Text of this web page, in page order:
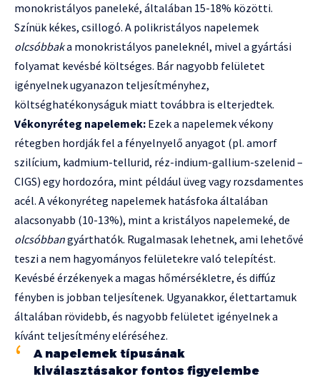
monokristályos paneleké, általában 15-18% közötti.
Színük kékes, csillogó. A polikristályos napelemek
olcsóbbaka monokristályos paneleknél, mivel a gyártási
folyamat kevésbé költséges. Bár nagyobb felületet
igényelnek ugyanazon teljesítményhez,
költséghatékonyságuk miatt továbbra is elterjedtek.
Vékonyréteg napelemek: Ezek a napelemek vékony
rétegben hordják fel a fényelnyelő anyagot (pl. amorf
szilícium, kadmium-tellurid, réz-indium-gallium-szelenid –
CIGS) egy hordozóra, mint például üveg vagy rozsdamentes
acél. A vékonyréteg napelemek hatásfoka általában
alacsonyabb (10-13%), mint a kristályos napelemeké, de
olcsóbbangyárthatók. Rugalmasak lehetnek, ami lehetővé
teszi a nem hagyományos felületekre való telepítést.
Kevésbé érzékenyek a magas hőmérsékletre, és diffúz
fényben is jobban teljesítenek. Ugyanakkor, élettartamuk
általában rövidebb, és nagyobb felületet igényelnek a
kívánt teljesítmény eléréséhez.
A napelemek típusának
kiválasztásakor fontos figyelembe